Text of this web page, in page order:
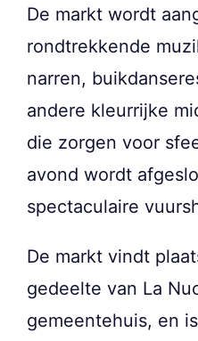
De markt wordt
rondtrekkende
narren,
andere kleurrijke
die zorgen voor
avond wordt
spectaculaire
De markt vindt
gedeelte van La
gemeentehuis, en